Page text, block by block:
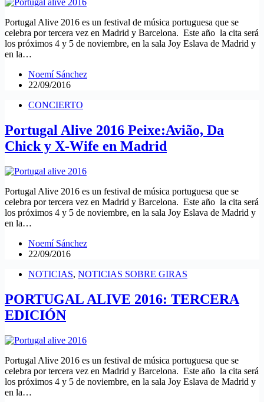
Portugal Alive 2016 es un festival de música portuguesa que se
celebra por tercera vez en Madrid y Barcelona. Este año la cita será
los próximos 4 y 5 de noviembre, en la sala Joy Eslava de Madrid y
en la…
Noemí Sánchez
22/09/2016
CONCIERTO
Portugal Alive 2016 Peixe:Avião, Da
Chick y X-Wife en Madrid
Portugal Alive 2016 es un festival de música portuguesa que se
celebra por tercera vez en Madrid y Barcelona. Este año la cita será
los próximos 4 y 5 de noviembre, en la sala Joy Eslava de Madrid y
en la…
Noemí Sánchez
22/09/2016
NOTICIAS, NOTICIAS SOBRE GIRAS
PORTUGAL ALIVE 2016: TERCERA
EDICIÓN
Portugal Alive 2016 es un festival de música portuguesa que se
celebra por tercera vez en Madrid y Barcelona. Este año la cita será
los próximos 4 y 5 de noviembre, en la sala Joy Eslava de Madrid y
en la…